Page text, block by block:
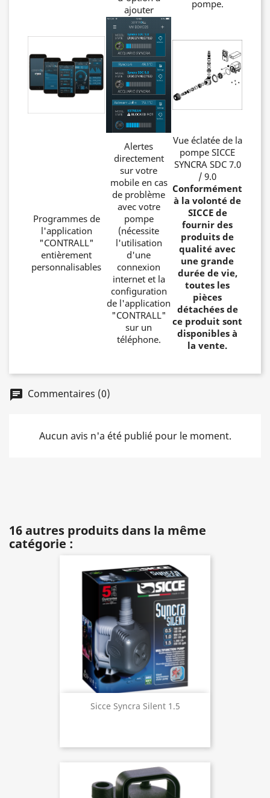
ajouter
pompe.
Programmes de
l'application
"CONTRALL"
entièrement
personnalisables
Alertes
directement
sur votre
mobile en cas
de problème
avec votre
pompe
(nécessite
l'utilisation
d'une
connexion
internet et la
configuration
de l'application
"CONTRALL"
sur un
téléphone.
Vue éclatée de la
pompe SICCE
SYNCRA SDC 7.0
/ 9.0
Conformément
à la volonté de
SICCE de
fournir des
produits de
qualité avec
une grande
durée de vie,
toutes les
pièces
détachées de
ce produit sont
disponibles à
la vente.
Commentaires (0)
Aucun avis n'a été publié pour le moment.
16 autres produits dans la même
catégorie :
Sicce Syncra Silent 1.5